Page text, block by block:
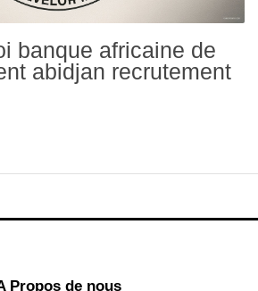
banque africaine de
abidjan recrutement
Propos de nous